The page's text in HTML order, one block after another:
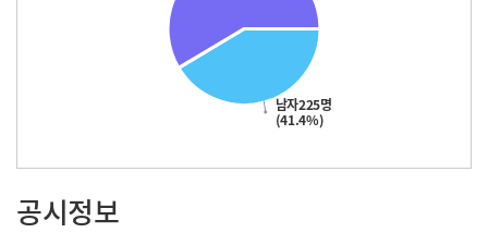
남자225명
(41.4%)
공시정보